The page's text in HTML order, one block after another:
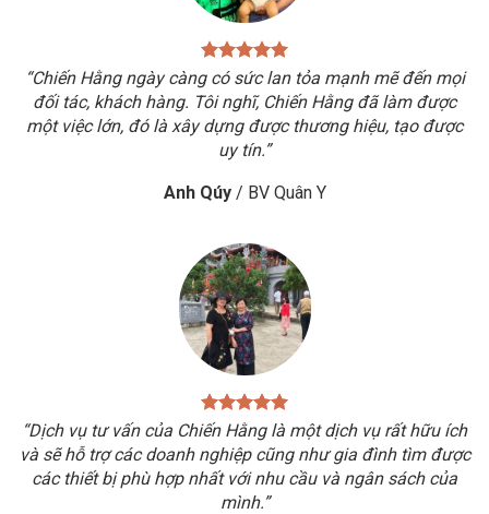
“Chiến Hằng ngày càng có sức lan tỏa mạnh mẽ đến mọi
đối tác, khách hàng. Tôi nghĩ, Chiến Hằng đã làm được
một việc lớn, đó là xây dựng được thương hiệu, tạo được
uy tín.”
Anh Qúy / BV Quân Y
“Dịch vụ tư vấn của Chiến Hằng là một dịch vụ rất hữu ích
và sẽ hỗ trợ các doanh nghiệp cũng như gia đình tìm được
các thiết bị phù hợp nhất với nhu cầu và ngân sách của
mình.”